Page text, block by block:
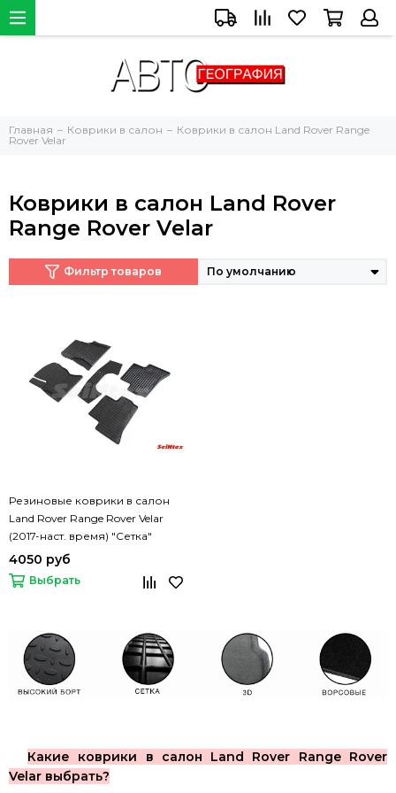
Главная Коврики в салон
Коврики в салон Land Rover Range
Rover Velar
Коврики в салон Land Rover
Range Rover Velar
Фильтр товаров
Резиновые коврики в салон
Land Rover Range Rover Velar
(2017-наст. время) "Сетка"
4050 руб
Выбрать
Какие коврики в салон Land Rover Range Rover
Velar выбрать?